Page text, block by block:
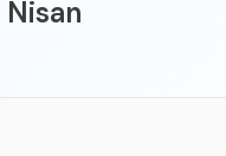
Nisan